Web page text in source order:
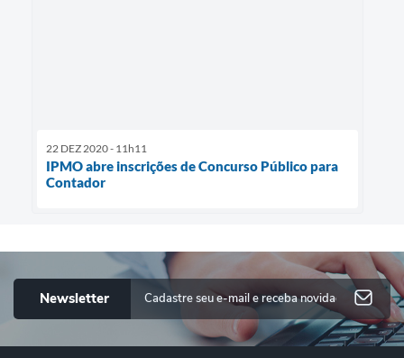
22 DEZ 2020 - 11h11
IPMO abre inscrições de Concurso Público para
Contador
Newsletter